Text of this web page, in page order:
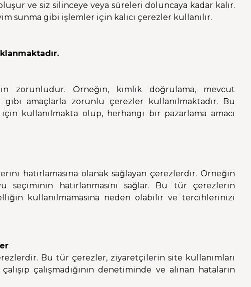
ve siz silinceye veya süreleri doluncaya kadar kalır.
sunma gibi işlemler için kalıcı çerezler kullanılır.
zorunludur. Örneğin, kimlik doğrulama, mevcut
amaçlarla zorunlu çerezler kullanılmaktadır. Bu
kullanılmakta olup, herhangi bir pazarlama amacı
hatırlamasına olanak sağlayan çerezlerdir. Örneğin
hatırlanmasını sağlar. Bu tür çerezlerin
kullanılmamasına neden olabilir ve tercihlerinizi
Bu tür çerezler, ziyaretçilerin site kullanımları
çalışmadığının denetiminde ve alınan hataların